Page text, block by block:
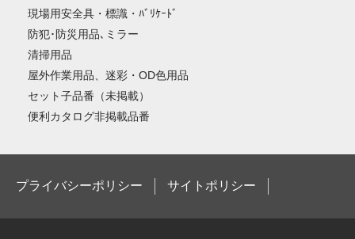
現場用安全具・標識・ﾊﾞﾘｹｰﾄﾞ
防犯･防災用品､ミラー
清掃用品
屋外作業用品、迷彩・OD色用品
セット子品番（未掲載）
便利カタログ非掲載品番
プライバシーポリシー サイトポリシー